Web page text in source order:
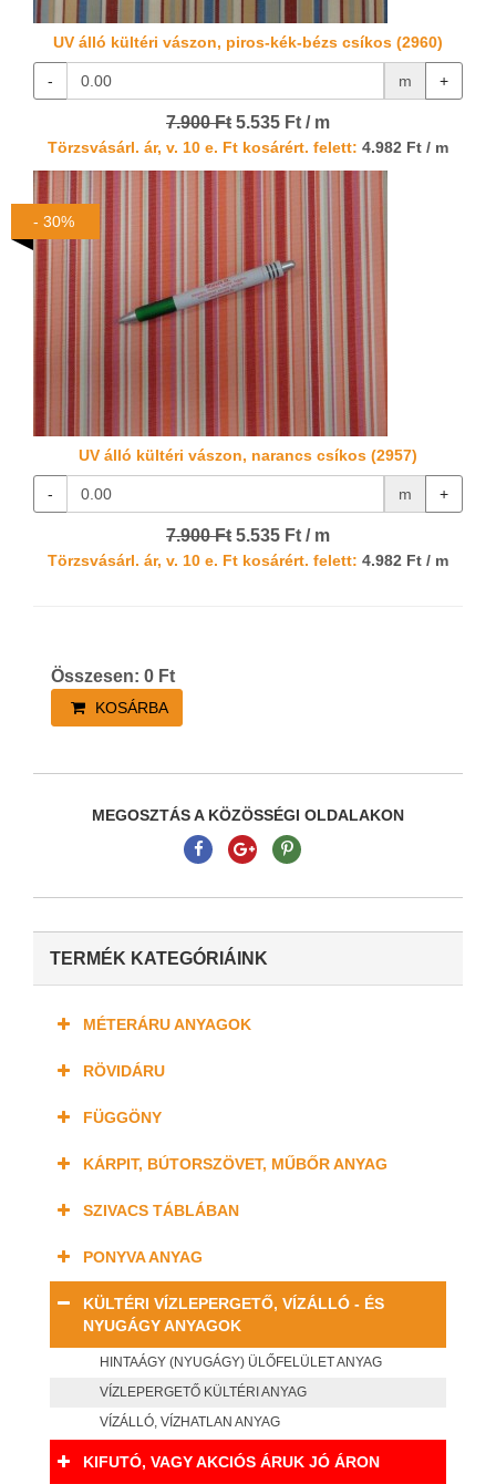
UV álló kültéri vászon, piros-kék-bézs csíkos (2960)
- m +
7.900 Ft 5.535 Ft / m
Törzsvásárl. ár, v. 10 e. Ft kosárért. felett: 4.982 Ft / m
UV álló kültéri vászon, narancs csíkos (2957)
- m +
7.900 Ft 5.535 Ft / m
Törzsvásárl. ár, v. 10 e. Ft kosárért. felett: 4.982 Ft / m
- 30%
Összesen: 0 Ft
KOSÁRBA
MEGOSZTÁS A KÖZÖSSÉGI OLDALAKON
TERMÉK KATEGÓRIÁINK
MÉTERÁRU ANYAGOK
RÖVIDÁRU
FÜGGÖNY
KÁRPIT, BÚTORSZÖVET, MŰBŐR ANYAG
SZIVACS TÁBLÁBAN
PONYVA ANYAG
KÜLTÉRI VÍZLEPERGETŐ, VÍZÁLLÓ - ÉS
NYUGÁGY ANYAGOK
HINTAÁGY (NYUGÁGY) ÜLŐFELÜLET ANYAG
VÍZLEPERGETŐ KÜLTÉRI ANYAG
VÍZÁLLÓ, VÍZHATLAN ANYAG
KIFUTÓ, VAGY AKCIÓS ÁRUK JÓ ÁRON